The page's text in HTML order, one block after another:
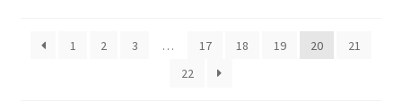
1 2 3 … 17 18 19 20
21
22